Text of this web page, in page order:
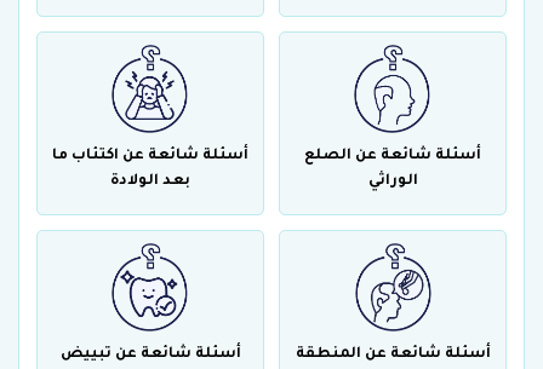
أسئلة شائعة عن الصلع
الوراثي
أسئلة شائعة عن اكتئاب ما
بعد الولادة
أسئلة شائعة عن المنطقة
أسئلة شائعة عن تبييض